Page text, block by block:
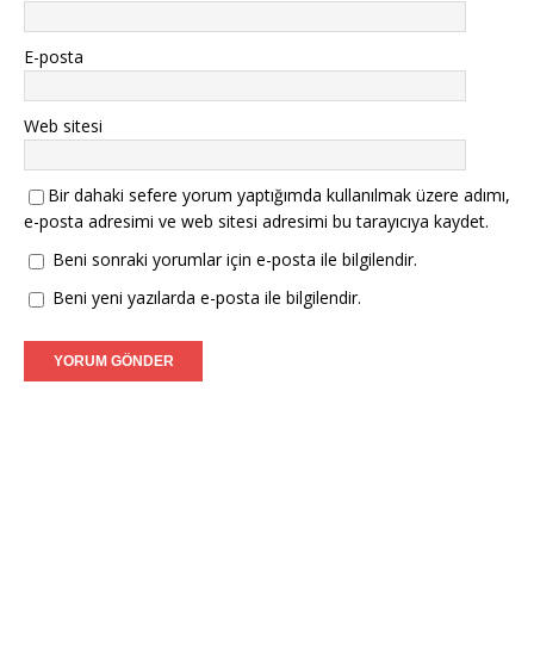
E-posta
Web sitesi
Bir dahaki sefere yorum yaptığımda kullanılmak üzere adımı,
e-posta adresimi ve web sitesi adresimi bu tarayıcıya kaydet.
Beni sonraki yorumlar için e-posta ile bilgilendir.
Beni yeni yazılarda e-posta ile bilgilendir.